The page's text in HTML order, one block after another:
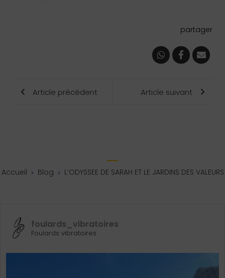
partager
Article précédent Article suivant
Accueil Blog L’ODYSSEE DE SARAH ET LE JARDINS DES VALEURS
foulards_vibratoires
Foulards vibratoires